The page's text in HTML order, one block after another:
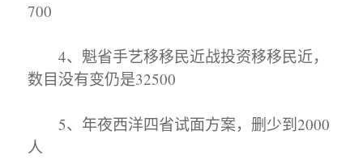
700
4、魁省手艺移移民近战投资移移民近，
数目没有变仍是32500
5、年夜西洋四省试面方案，删少到2000
人